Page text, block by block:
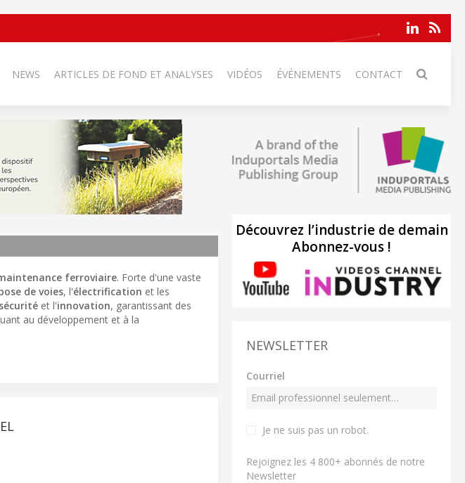
NEWS ARTICLES DE FOND ET ANALYSES VIDÉOS ÉVÉNEMENTS CONTACT
ferroviaire. Forte d'une vaste
de voies, l'électrification et les
sécurité et l'innovation, garantissant des
au développement et à la
Découvrez l’industrie de demain
Abonnez-vous !
NEWSLETTER
Courriel
Je ne suis pas un robot.
Rejoignez les 4 800+ abonnés de notre
Newsletter